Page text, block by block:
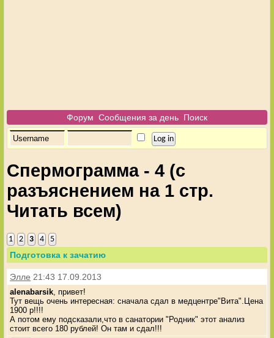
Форум Сообщения за день Поиск
Спермограмма - 4 (с
разъяснением на 1 стр.
Читать всем)
1 2 3 4 5
Подготовка к зачатию
Элле 21:43 17.09.2013
alenabarsik , привет!
Тут вещь очень интересная: сначала сдал в медцентре"Вита".Цена
1900 р!!!!
А потом ему подсказали,что в санатории "Родник" этот анализ
стоит всего 180 рублей! Он там и сдал!!!